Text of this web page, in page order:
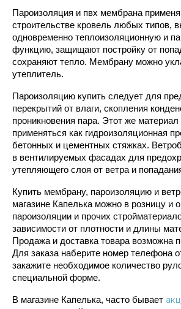
Пароизоляция и пвх мембрана
строительстве кровель любых типов,
одновременно теплоизоляционную и
функцию, защищают постройку от
сохраняют тепло. Мембрану можно
утеплитель.
Пароизоляцию купить следует для
перекрытий от влаги, скопления
проникновения пара. Этот же
применяться как гидроизоляционная
бетонных и цементных стяжках.
в вентилируемых фасадах для
утепляющего слоя от ветра и
Купить мембрану, пароизоляцию и
магазине Капелька можно в розницу и
пароизоляции и прочих
зависимости от плотности и длины
Продажа и доставка товара возможна
Для заказа наберите номер телефона
закажите необходимое количество
специальной форме.
В магазине Капелька, часто бывает